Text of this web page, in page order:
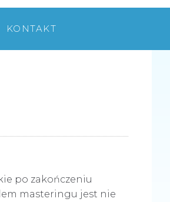
KONTAKT
po zakończeniu
masteringu jest nie